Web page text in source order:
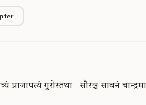
प्राजापत्यं गुरोस्तथा सौरञ्च सावनं